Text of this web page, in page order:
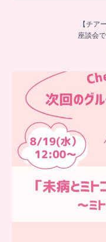
【チア
座談会